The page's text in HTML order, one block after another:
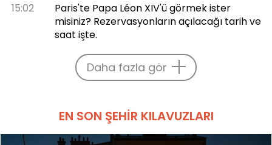
15:02
Paris'te Papa Léon XIV'ü görmek ister
misiniz? Rezervasyonların açılacağı tarih ve
saat işte.
Daha fazla gör
EN SON ŞEHIR KILAVUZLARI